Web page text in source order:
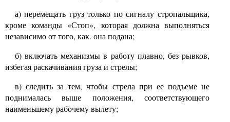
а) перемещать груз только по сигналу стропальщика,
кроме команды «Стоп», которая должна выполняться
независимо от того, как. она подана;
б) включать механизмы в работу плавно, без рывков,
избегая раскачивания груза и стрелы;
в) следить за тем, чтобы стрела при ее подъеме не
поднималась выше положения, соответствующего
наименьшему рабочему вылету;